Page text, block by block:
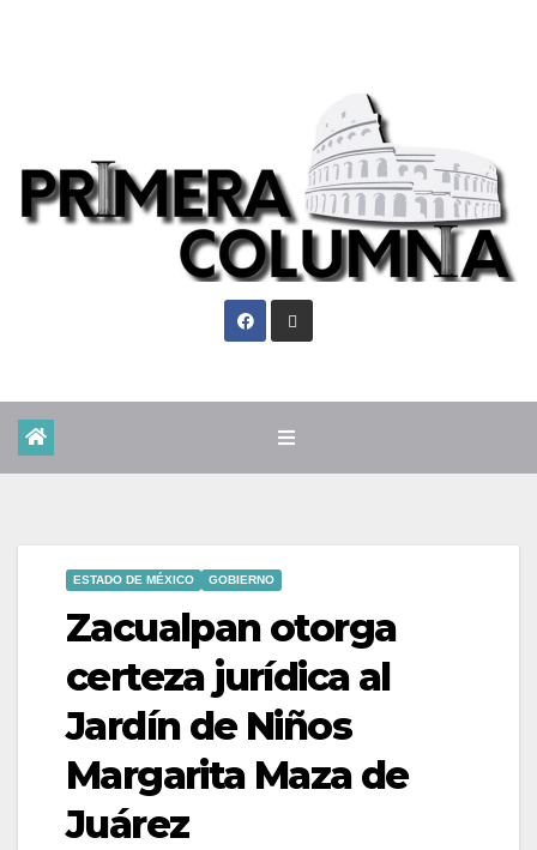
ESTADO DE MÉXICO GOBIERNO
Zacualpan otorga
certeza jurídica al
Jardín de Niños
Margarita Maza de
Juárez